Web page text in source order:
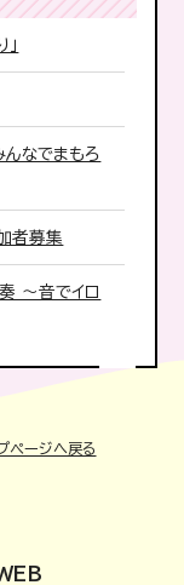
んなでまもろ
者募集
〜音でイロ
ページへ戻る